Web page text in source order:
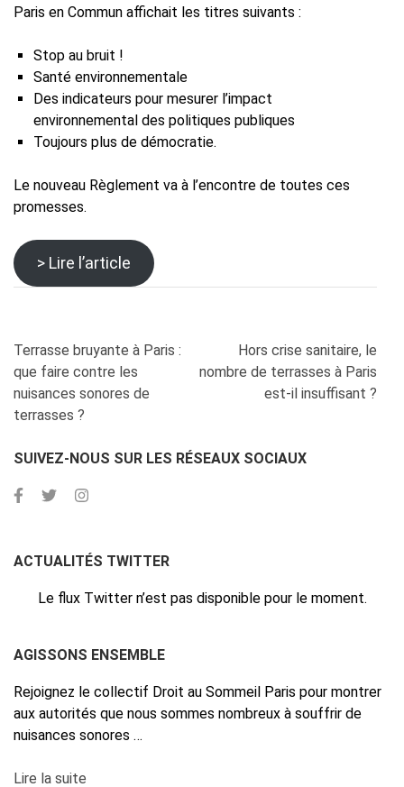
Paris en Commun affichait les titres suivants :
Stop au bruit !
Santé environnementale
Des indicateurs pour mesurer l’impact
environnemental des politiques publiques
Toujours plus de démocratie.
Le nouveau Règlement va à l’encontre de toutes ces
promesses.
> Lire l’article
Navigation
de
l’article
Terrasse bruyante à Paris :
que faire contre les
nuisances sonores de
terrasses ?
Hors crise sanitaire, le
nombre de terrasses à Paris
est-il insuffisant ?
SUIVEZ-NOUS SUR LES RÉSEAUX SOCIAUX
ACTUALITÉS TWITTER
Le flux Twitter n’est pas disponible pour le moment.
AGISSONS ENSEMBLE
Rejoignez le collectif Droit au Sommeil Paris pour montrer
aux autorités que nous sommes nombreux à souffrir de
nuisances sonores …
Lire la suite